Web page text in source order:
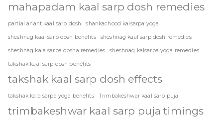
mahapadam kaal sarp dosh remedies
partial anant kaal sarp dosh shankachood kalsarpa yoga
sheshnag kaal sarp dosh benefits sheshnag kaal sarp dosh remedies
sheshnag kala sarpa dosha remedies sheshnag kalsarpa yoga remedies
takshak kaal sarp dosh benefits
takshak kaal sarp dosh effects
takshak kala sarpa yoga benefits Trimbakeshwar kaal sarp puja
trimbakeshwar kaal sarp puja timings